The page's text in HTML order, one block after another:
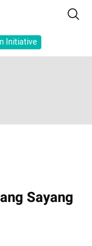
Initiative
Sayang